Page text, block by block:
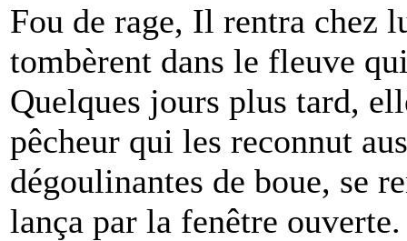
Fou de rage, Il rentra chez
tombèrent dans le fleuve
Quelques jours plus tard,
pêcheur qui les reconnut
dégoulinantes de boue, se
lança par la fenêtre